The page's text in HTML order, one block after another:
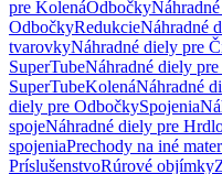
pre KolenáOdbočky
OdbočkyRedukcieNáhradné
tvarovkyNáhradné diely pre
SuperTubeNáhradné diely
SuperTubeKolenáNáhradné
diely pre OdbočkySpojenia
spojeNáhradné diely pre
spojeniaPrechody na iné
PríslušenstvoRúrové objímky